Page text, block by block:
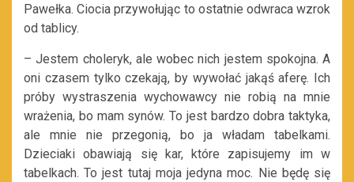
Pawełka. Ciocia przywołując to ostatnie odwraca wzrok
od tablicy.
– Jestem choleryk, ale wobec nich jestem spokojna. A
oni czasem tylko czekają, by wywołać jakąś aferę. Ich
próby wystraszenia wychowawcy nie robią na mnie
wrażenia, bo mam synów. To jest bardzo dobra taktyka,
ale mnie nie przegonią, bo ja władam tabelkami.
Dzieciaki obawiają się kar, które zapisujemy im w
tabelkach. To jest tutaj moja jedyna moc. Nie będę się